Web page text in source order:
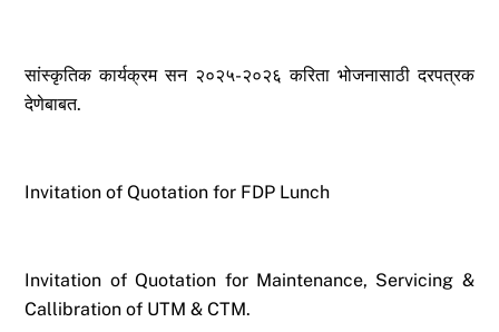
सांस्कृतिक कार्यक्रम सन २०२५-२०२६ करिता भोजनासाठी दरपत्रक
देणेबाबत.
Invitation of Quotation for FDP Lunch
Invitation of Quotation for Maintenance, Servicing &
Callibration of UTM & CTM.